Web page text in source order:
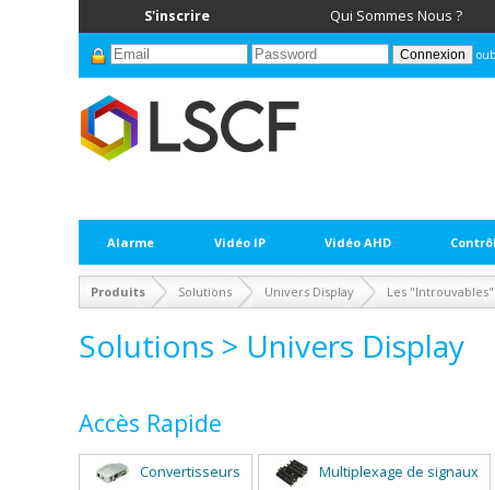
S'inscrire Qui Sommes Nous ?
Alarme Vidéo IP Vidéo AHD
Produits Solutions Univers Display Les "Introuvables"
Solutions > Univers Display
Accès Rapide
Convertisseurs Multiplexage de signaux